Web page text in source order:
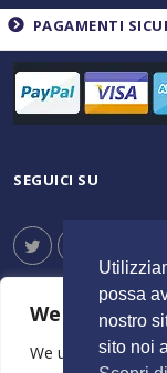
We value
We use cookies to
PAGAMENTI
SEGUICI SU
© 2023 ItalyShoppers
possa
nostro
sito noi